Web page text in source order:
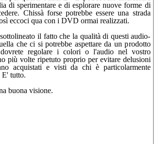
di sperimentare e di esplorare nuove forme di
Chissà forse potrebbe essere una strada
eccoci qua con i DVD ormai realizzati.
il fatto che la qualità di questi audio-
che ci si potrebbe aspettare da un prodotto
regolare i colori o l'audio nel vostro
più volte ripetuto proprio per evitare delusioni
acquistati e visti da chi è particolarmente
E' tutto.
buona visione.